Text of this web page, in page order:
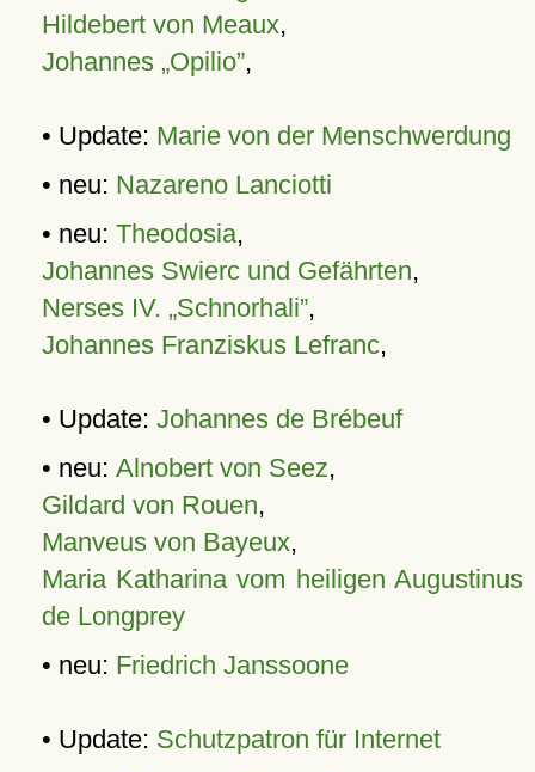
Hildebert von Meaux,
Johannes „Opilio”,
• Update: Marie von der Menschwerdung
• neu: Nazareno Lanciotti
• neu: Theodosia,
Johannes Swierc und Gefährten,
Nerses IV. „Schnorhali”,
Johannes Franziskus Lefranc,
• Update: Johannes de Brébeuf
• neu: Alnobert von Seez,
Gildard von Rouen,
Manveus von Bayeux,
Maria Katharina vom heiligen Augustinus
de Longprey
• neu: Friedrich Janssoone
• Update: Schutzpatron für Internet